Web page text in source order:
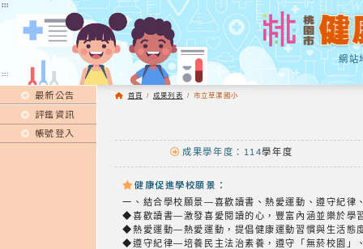
:::
網站
:::
最新公告
評鑑資訊
帳號登入
首頁 / 成果列表 / 市立草漯國小
成果學年度：114學年度
健康促進學校願景：
一、結合學校願景—喜歡讀書、熱愛運動、遵守紀律
◆喜歡讀書—激發喜愛閱讀的心，豐富內涵並樂於學
◆熱愛運動—熱愛運動，提倡健康運動習慣與生活態
◆遵守紀律—培養民主法治素養，遵守「無菸校園」
:::